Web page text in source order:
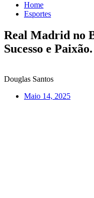
Home
Esportes
Real Madrid no
Sucesso e Paixão.
Douglas Santos
Maio 14, 2025